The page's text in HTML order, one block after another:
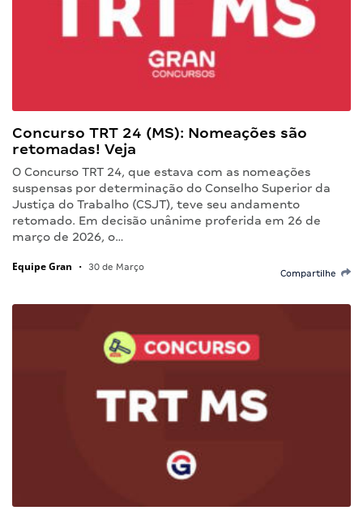
Concurso TRT 24 (MS): Nomeações são
retomadas! Veja
O Concurso TRT 24, que estava com as nomeações
suspensas por determinação do Conselho Superior da
Justiça do Trabalho (CSJT), teve seu andamento
retomado. Em decisão unânime proferida em 26 de
março de 2026, o…
Equipe Gran • 30 de Março
Compartilhe